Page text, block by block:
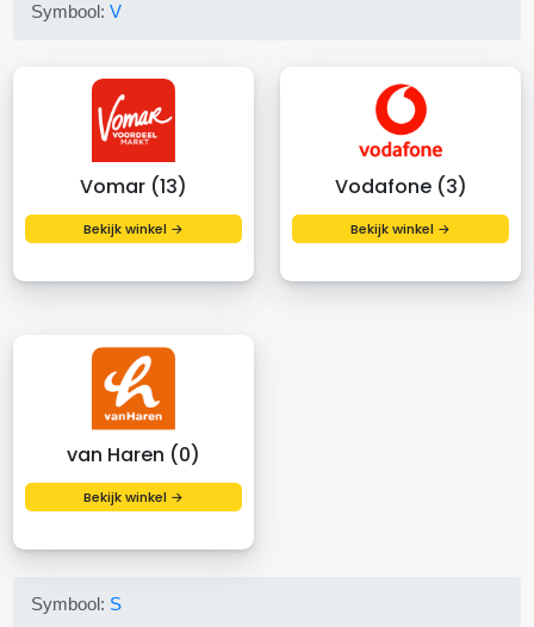
Symbool:V
Vomar (13)
Bekijk winkel →
Vodafone (3)
Bekijk winkel →
van Haren (0)
Bekijk winkel →
Symbool: S